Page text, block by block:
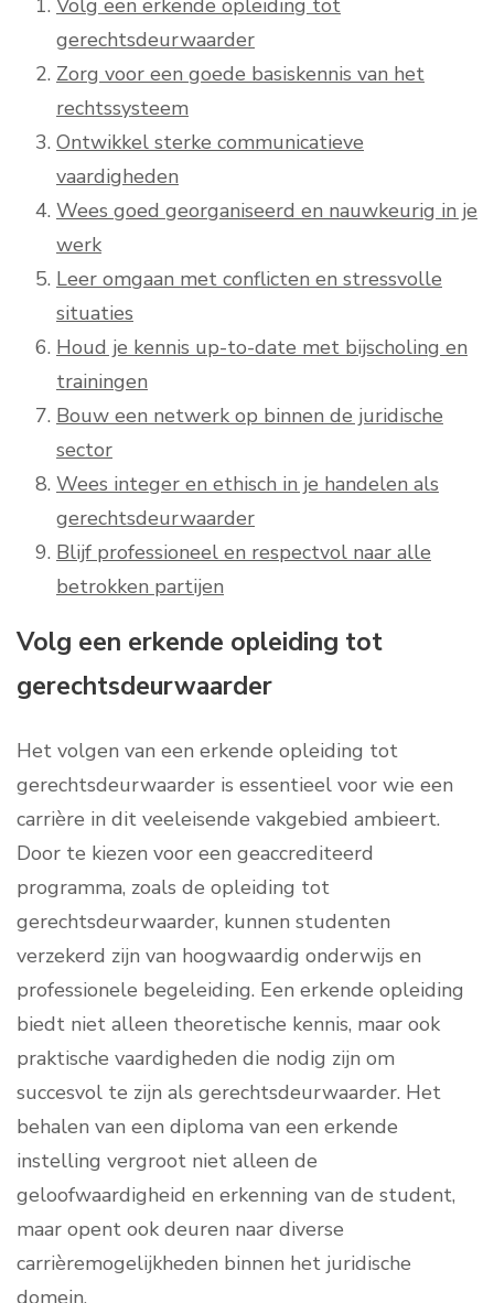
Volg een erkende opleiding tot
gerechtsdeurwaarder
Zorg voor een goede basiskennis van het
rechtssysteem
Ontwikkel sterke communicatieve
vaardigheden
Wees goed georganiseerd en nauwkeurig in je
werk
Leer omgaan met conflicten en stressvolle
situaties
Houd je kennis up-to-date met bijscholing en
trainingen
Bouw een netwerk op binnen de juridische
sector
Wees integer en ethisch in je handelen als
gerechtsdeurwaarder
Blijf professioneel en respectvol naar alle
betrokken partijen
Volg een erkende opleiding tot
gerechtsdeurwaarder
Het volgen van een erkende opleiding tot
gerechtsdeurwaarder is essentieel voor wie een
carrière in dit veeleisende vakgebied ambieert.
Door te kiezen voor een geaccrediteerd
programma, zoals de opleiding tot
gerechtsdeurwaarder, kunnen studenten
verzekerd zijn van hoogwaardig onderwijs en
professionele begeleiding. Een erkende opleiding
biedt niet alleen theoretische kennis, maar ook
praktische vaardigheden die nodig zijn om
succesvol te zijn als gerechtsdeurwaarder. Het
behalen van een diploma van een erkende
instelling vergroot niet alleen de
geloofwaardigheid en erkenning van de student,
maar opent ook deuren naar diverse
carrièremogelijkheden binnen het juridische
domein.